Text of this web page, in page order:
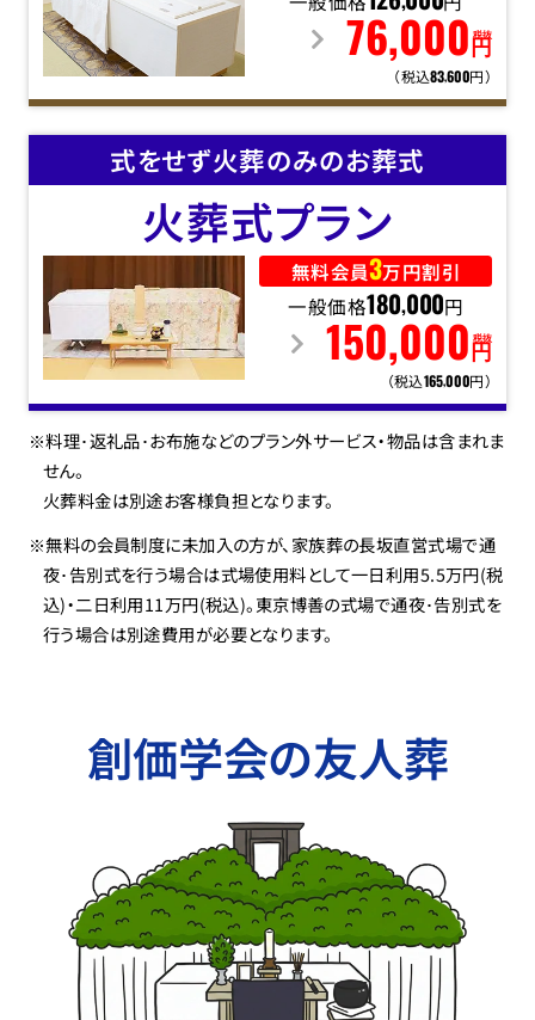
76,000 円
税抜
（税込83,600円）
式をせず火葬のみのお葬式
火葬式プラン
無料会員3万円割引
一般価格180,000円
150,000 円
税抜
（税込165,000円）
※料理･返礼品･お布施などのプラン外サービス・物品は含まれま
せん。
火葬料金は別途お客様負担となります。
※無料の会員制度に未加入の方が、家族葬の長坂直営式場で通
夜･告別式を行う場合は式場使用料として一日利用5.5万円(税
込)・二日利用11万円(税込)。東京博善の式場で通夜･告別式を
行う場合は別途費用が必要となります。
創価学会の友人葬